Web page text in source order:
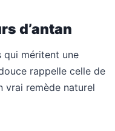
d’antan
qui méritent une
rappelle celle de
vrai remède naturel